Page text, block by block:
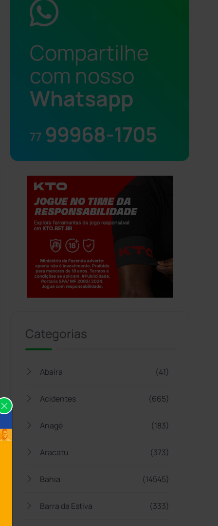
Compartilhe
com nosso
Whatsapp
77 99968-1705
Categorias
Abaíra (41)
Acidentes (665)
Anagé (183)
Aracatu (373)
Bahia (14545)
Barra da Estiva (333)